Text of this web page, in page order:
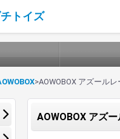
トイズ
>AOWOBOX アズール
AOWOBOX アズ